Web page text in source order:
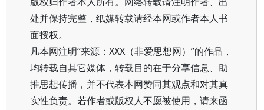
处并保持完整，纸媒转载请经本网或作者本人书
面授权。
凡本网注明“来源：XXX（非爱思想网）”的作品，
均转载自其它媒体，转载目的在于分享信息、助
推思想传播，并不代表本网赞同其观点和对其真
实性负责。若作者或版权人不愿被使用，请来函